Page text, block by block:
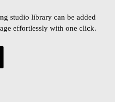
studio library can be added
effortlessly with one click.